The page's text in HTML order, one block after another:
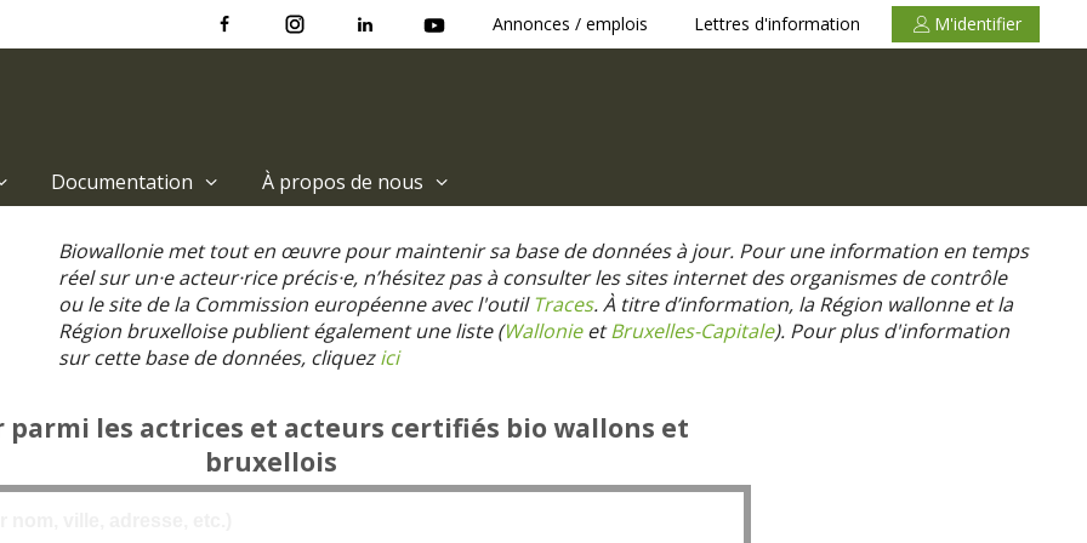
Annonces / emplois Lettres d'information M'identifier
Documentation À propos de nous
Biowallonie met tout en œuvre pour maintenir sa base de données à jour. Pour une information en temps
réel sur un·e acteur·rice précis·e, n’hésitez pas à consulter les sites internet des organismes de contrôle
ou le site de la Commission européenne avec l'outilTraces. À titre d’information, la Région wallonne et la
Région bruxelloise publient également une liste (WallonieetBruxelles-Capitale). Pour plus d'information
sur cette base de données, cliquezici
parmi les actrices et acteurs certifiés bio wallons et
bruxellois